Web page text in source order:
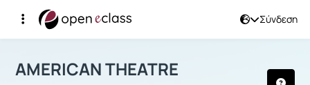
Σύνδεση
Αρχική Σελίδα
Μάθημα : AMERICAN THEATRE
AMERICAN THEATRE